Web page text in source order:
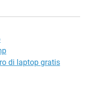
di laptop gratis